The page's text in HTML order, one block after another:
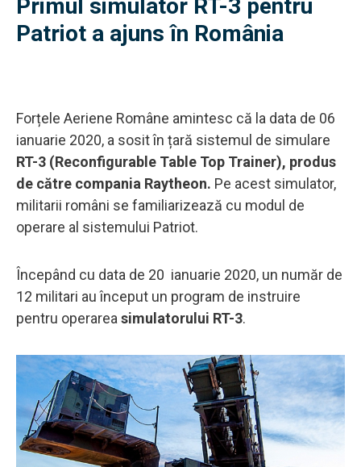
Primul simulator RT-3 pentru
Patriot a ajuns în România
Forțele Aeriene Române amintesc că la data de 06
ianuarie 2020, a sosit în țară sistemul de simulare
RT-3 (Reconfigurable Table Top Trainer), produs
de către compania Raytheon. Pe acest simulator,
militarii români se familiarizează cu modul de
operare al sistemului Patriot.
Începând cu data de 20 ianuarie 2020, un număr de
12 militari au început un program de instruire
pentru operarea simulatorului RT-3.